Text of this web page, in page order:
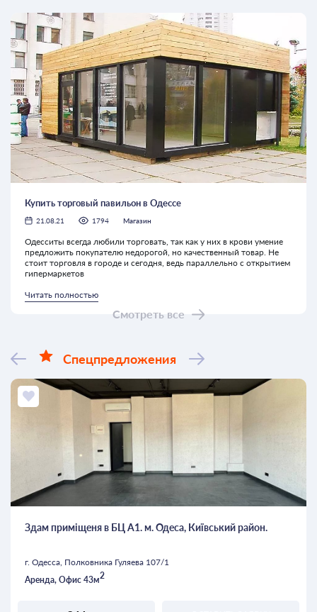
Смотреть все
Купить торговый павильон в Одессе
21.08.21 1794 Магазин
Одесситы всегда любили торговать, так как у них в крови умение
предложить покупателю недорогой, но качественный товар. Не
стоит торговля в городе и сегодня, ведь параллельно с открытием
гипермаркетов
Читать полностью
Спецпредложения
Здам приміщеня в БЦ А1. м. Одеса, Київський район.
г. Одесса, Полковника Гуляева 107/1
Аренда, Офис 43м2